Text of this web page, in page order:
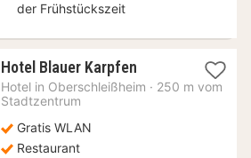
der Frühstückszeit
Hotel Blauer Karpfen1
Nacht
Hotel in Oberschleißheim · 250 m vom
Stadtzentrum
Gratis WLAN
Restaurant